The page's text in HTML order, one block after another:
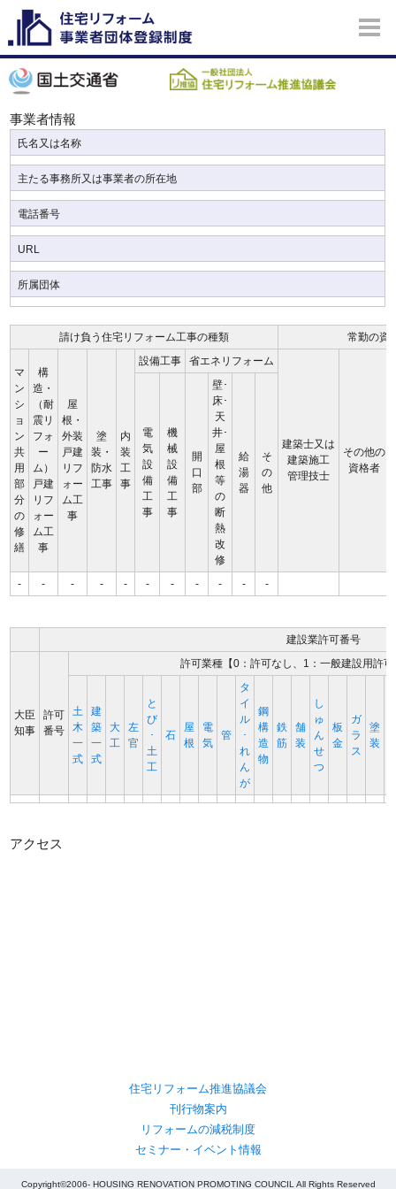
事業者情報
氏名又は名称
主たる事務所又は事業者の所在地
電話番号
URL
所属団体
請け負う住宅リフォーム工事の種類 常勤の資
マ
ン
シ
ョ
ン
共
用
部
分
の
修
繕
構
造・
（耐
震リ
フォ
ー
ム）
戸建
リフ
ォー
ム工
事
屋
根・
外装
戸建
リフ
ォー
ム工
事
塗
装・
防水
工事
内
装
工
事
設備工事 省エネリフォーム
建築士又は
建築施工
管理技士
その他の
資格者
電
気
設
備
工
事
機
械
設
備
工
事
開
口
部
壁･
床･
天
井･
屋
根
等
の
断
熱
改
修
給
湯
器
そ
の
他
- - - - - - - - - - -
建設業許可番号
大臣
知事
許可
番号
許可業種【0：許可なし、1：一般建設用許
土
木
一
式
建
築
一
式
大
工
左
官
と
び
･
土
工
石
屋
根
電
気
管
タ
イ
ル
･
れ
ん
が
鋼
構
造
物
鉄
筋
舗
装
し
ゅ
ん
せ
つ
板
金
ガ
ラ
ス
塗
装
アクセス
住宅リフォーム推進協議会
刊行物案内
リフォームの減税制度
セミナー・イベント情報
Copyright©2006- HOUSING RENOVATION PROMOTING COUNCIL All Rights Reserved